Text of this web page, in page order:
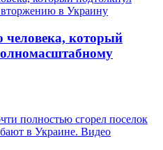
который